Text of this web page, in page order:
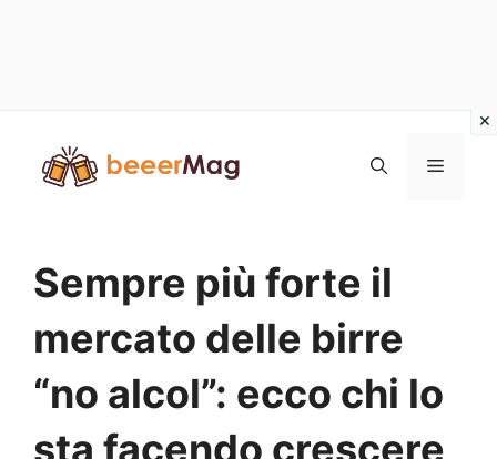
contenuto
Menu
Sempre più forte il
mercato delle birre
“no alcol”: ecco chi lo
sta facendo crescere